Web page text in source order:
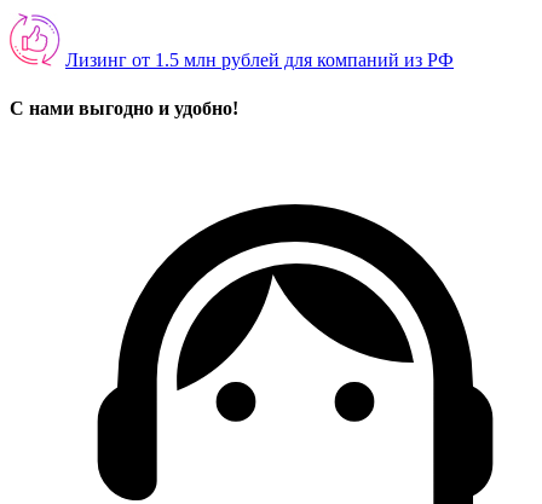
Лизинг от 1.5 млн рублей для компаний из РФ
С нами выгодно и удобно!